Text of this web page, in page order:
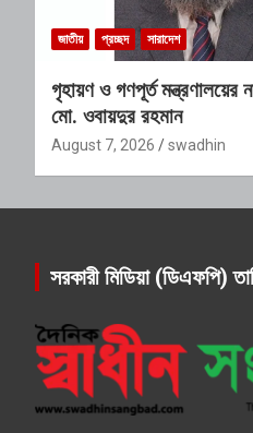
জাতীয় প্রচ্ছদ সারাদেশ
গৃহায়ণ ও গণপূর্ত মন্ত্রণালয়ের
মো. ওবায়দুর রহমান
August 7, 2026 swadhin
সরকারী মিডিয়া (ডিএফপি)